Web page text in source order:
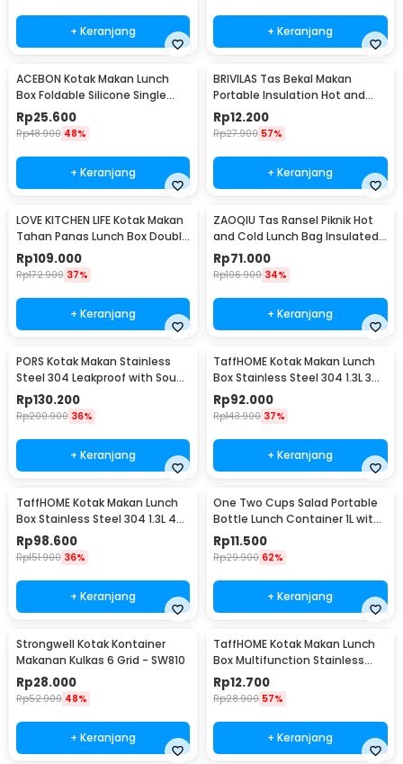
+ Keranjang + Keranjang
ACEBON Kotak Makan Lunch
Box Foldable Silicone Single
Layer 550ml - ACB55
Rp25.600
Rp48.900 48%
+ Keranjang
BRIVILAS Tas Bekal Makan
Portable Insulation Hot and
Cold Lunch Bag - EI23
Rp12.200
Rp27.900 57%
+ Keranjang
LOVE KITCHEN LIFE Kotak Makan
Tahan Panas Lunch Box Double
Layer - YM8686/YM9645
Rp109.000
Rp172.900 37%
+ Keranjang
ZAOQIU Tas Ransel Piknik Hot
and Cold Lunch Bag Insulated
Backpack - YY29
Rp71.000
Rp106.900 34%
+ Keranjang
PORS Kotak Makan Stainless
Steel 304 Leakproof with Soup
Bowl 5 Grid - P-5
Rp130.200
Rp200.900 36%
+ Keranjang
TaffHOME Kotak Makan Lunch
Box Stainless Steel 304 1.3L 3
Grid - U-4
Rp92.000
Rp143.900 37%
+ Keranjang
TaffHOME Kotak Makan Lunch
Box Stainless Steel 304 1.3L 4
Grid - U-4
Rp98.600
Rp151.900 36%
+ Keranjang
One Two Cups Salad Portable
Bottle Lunch Container 1L with
Fork - RF20
Rp11.500
Rp29.900 62%
+ Keranjang
Strongwell Kotak Kontainer
Makanan Kulkas 6 Grid - SW810
Rp28.000
Rp52.900 48%
+ Keranjang
TaffHOME Kotak Makan Lunch
Box Multifunction Stainless
Steel 304 550ml - AC-21
Rp12.700
Rp28.900 57%
+ Keranjang